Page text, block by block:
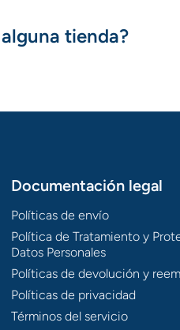
tienda?
Documentación legal
Políticas de envío
Política de Tratamiento y
Datos Personales
Políticas de devolución y
Políticas de privacidad
Términos del servicio